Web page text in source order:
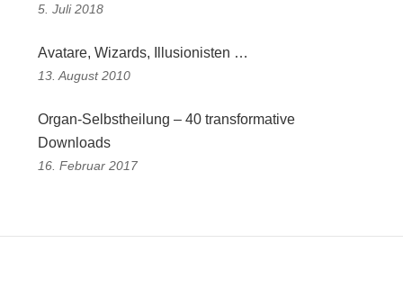
5. Juli 2018
Avatare, Wizards, Illusionisten …
13. August 2010
Organ-Selbstheilung – 40 transformative
Downloads
16. Februar 2017